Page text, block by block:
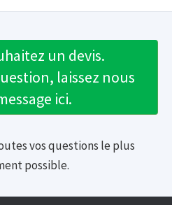
un devis.
laissez nous
ici.
vos questions le plus
possible.